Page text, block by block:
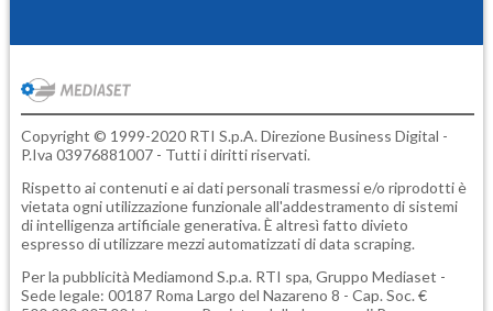
Copyright © 1999-2020 RTI S.p.A. Direzione Business Digital -
P.Iva 03976881007 - Tutti i diritti riservati.
Rispetto ai contenuti e ai dati personali trasmessi e/o riprodotti è
vietata ogni utilizzazione funzionale all'addestramento di sistemi
di intelligenza artificiale generativa. È altresì fatto divieto
espresso di utilizzare mezzi automatizzati di data scraping.
Per la pubblicità Mediamond S.p.a. RTI spa, Gruppo Mediaset -
Sede legale: 00187 Roma Largo del Nazareno 8 - Cap. Soc. €